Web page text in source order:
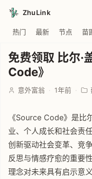
ZhuLink
热门 最新 节点 苗
免费领取 比尔·
Code》
意外富翁 · 1年前 ·
《Source Code》是比
业、个人成长和社会责
创新驱动社会变革、竞
反思与情感疗愈的重要
理念对未来具有启示意